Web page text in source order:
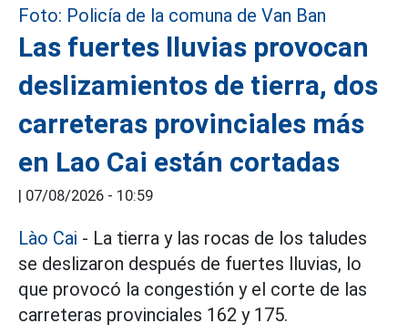
Las fuertes lluvias provocan
deslizamientos de tierra, dos
carreteras provinciales más
en Lao Cai están cortadas
| 07/08/2026 - 10:59
Lào Cai - La tierra y las rocas de los taludes
se deslizaron después de fuertes lluvias, lo
que provocó la congestión y el corte de las
carreteras provinciales 162 y 175.